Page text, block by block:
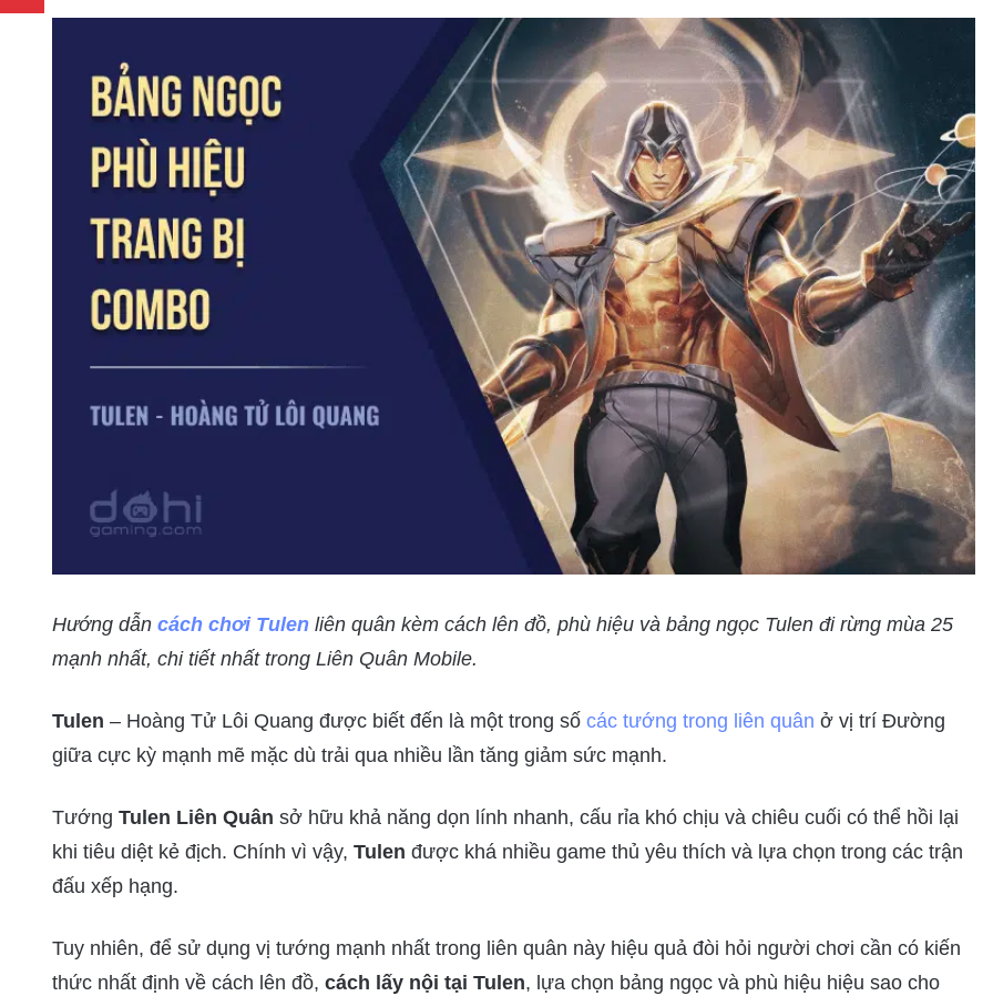
Hướng dẫn cách chơi Tulen liên quân kèm cách lên đồ, phù hiệu và bảng ngọc Tulen đi rừng mùa 25
mạnh nhất, chi tiết nhất trong Liên Quân Mobile.
Tulen – Hoàng Tử Lôi Quang được biết đến là một trong số các tướng trong liên quân ở vị trí Đường
giữa cực kỳ mạnh mẽ mặc dù trải qua nhiều lần tăng giảm sức mạnh.
Tướng Tulen Liên Quân sở hữu khả năng dọn lính nhanh, cấu rỉa khó chịu và chiêu cuối có thể hồi lại
khi tiêu diệt kẻ địch. Chính vì vậy, Tulen được khá nhiều game thủ yêu thích và lựa chọn trong các trận
đấu xếp hạng.
Tuy nhiên, để sử dụng vị tướng mạnh nhất trong liên quân này hiệu quả đòi hỏi người chơi cần có kiến
thức nhất định về cách lên đồ, cách lấy nội tại Tulen, lựa chọn bảng ngọc và phù hiệu hiệu sao cho